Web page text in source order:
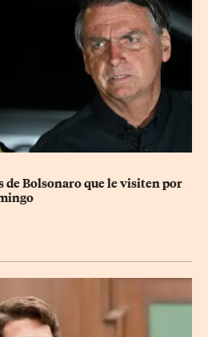
de Bolsonaro que le visiten por